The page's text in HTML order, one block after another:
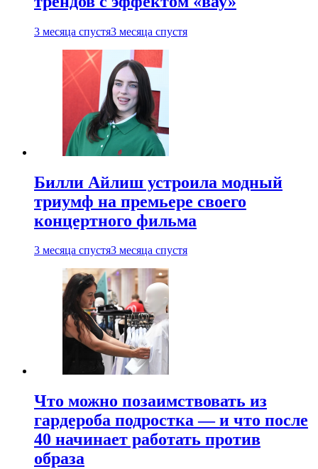
3 месяца спустя3 месяца спустя
Билли Айлиш устроила модный
триумф на премьере своего
концертного фильма
3 месяца спустя3 месяца спустя
Что можно позаимствовать из
гардероба подростка — и что после
40 начинает работать против
образа